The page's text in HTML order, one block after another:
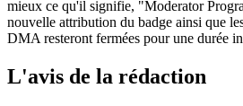
mieux ce qu'il signifie, "Moderator
nouvelle attribution du badge ainsi que
DMA resteront fermées pour une durée
L'avis de la rédaction